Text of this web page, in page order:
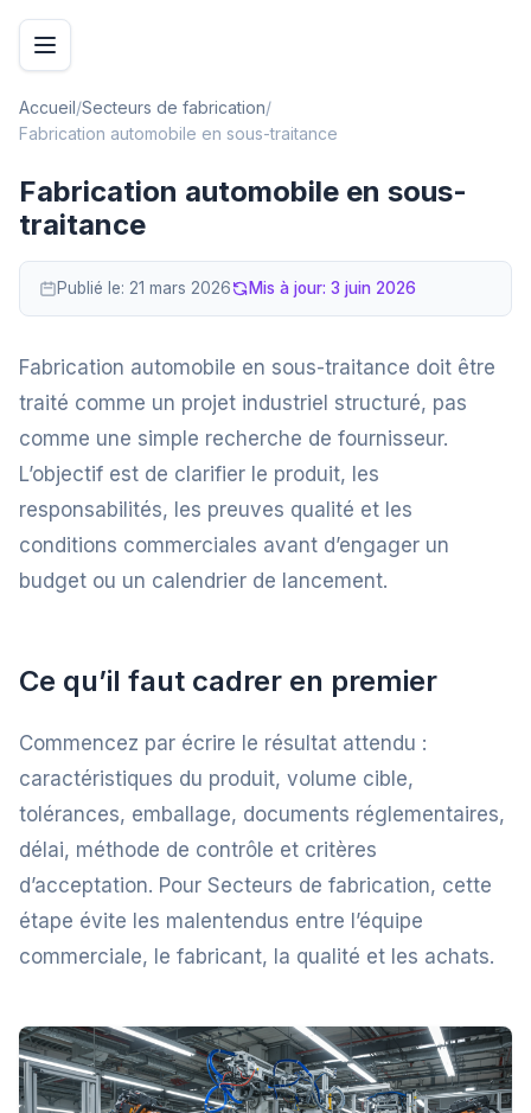
Accueil/Secteurs de fabrication/
Fabrication automobile en sous-traitance
Fabrication automobile en sous-
traitance
Publié le: 21 mars 2026 Mis à jour: 3 juin 2026
Fabrication automobile en sous-traitance doit être
traité comme un projet industriel structuré, pas
comme une simple recherche de fournisseur.
L’objectif est de clarifier le produit, les
responsabilités, les preuves qualité et les
conditions commerciales avant d’engager un
budget ou un calendrier de lancement.
Ce qu’il faut cadrer en premier
Commencez par écrire le résultat attendu :
caractéristiques du produit, volume cible,
tolérances, emballage, documents réglementaires,
délai, méthode de contrôle et critères
d’acceptation. Pour Secteurs de fabrication, cette
étape évite les malentendus entre l’équipe
commerciale, le fabricant, la qualité et les achats.